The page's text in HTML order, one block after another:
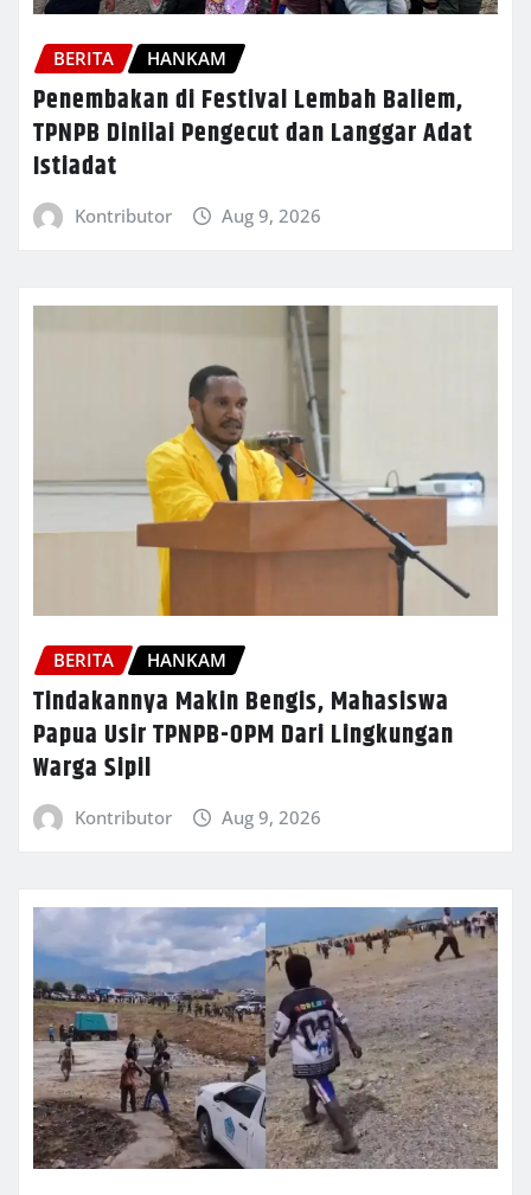
BERITA HANKAM
Penembakan di Festival Lembah Baliem,
TPNPB Dinilai Pengecut dan Langgar Adat
Istiadat
Kontributor Aug 9, 2026
BERITA HANKAM
Tindakannya Makin Bengis, Mahasiswa
Papua Usir TPNPB-OPM Dari Lingkungan
Warga Sipil
Kontributor Aug 9, 2026